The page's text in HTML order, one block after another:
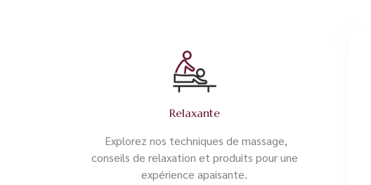
Relaxante
Explorez nos techniques de massage,
conseils de relaxation et produits pour une
expérience apaisante.